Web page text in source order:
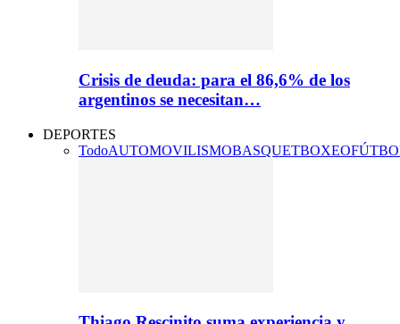
Crisis de deuda: para el 86,6% de los
argentinos se necesitan…
DEPORTES
TodoAUTOMOVILISMOBASQUETBOXEO